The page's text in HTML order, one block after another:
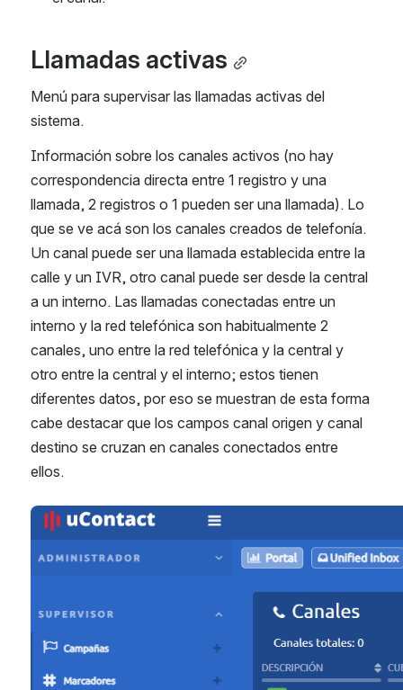
Llamadas activas
Menú para supervisar las llamadas activas del
sistema.
Información sobre los canales activos (no hay
correspondencia directa entre 1 registro y una
llamada, 2 registros o 1 pueden ser una llamada). Lo
que se ve acá son los canales creados de telefonía.
Un canal puede ser una llamada establecida entre la
calle y un IVR, otro canal puede ser desde la central
a un interno. Las llamadas conectadas entre un
interno y la red telefónica son habitualmente 2
canales, uno entre la red telefónica y la central y
otro entre la central y el interno; estos tienen
diferentes datos, por eso se muestran de esta forma
cabe destacar que los campos canal origen y canal
destino se cruzan en canales conectados entre
ellos.
Open